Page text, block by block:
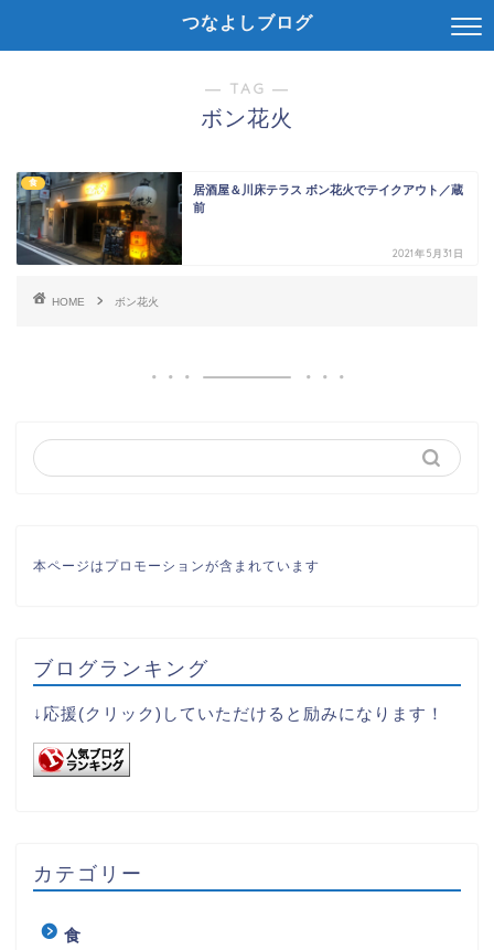
つなよしブログ
― TAG ―
ボン花火
食
居酒屋＆川床テラス ボン花火でテイクアウト／蔵
前
2021年5月31日
HOME ボン花火
本ページはプロモーションが含まれています
ブログランキング
↓応援(クリック)していただけると励みになります！
カテゴリー
食